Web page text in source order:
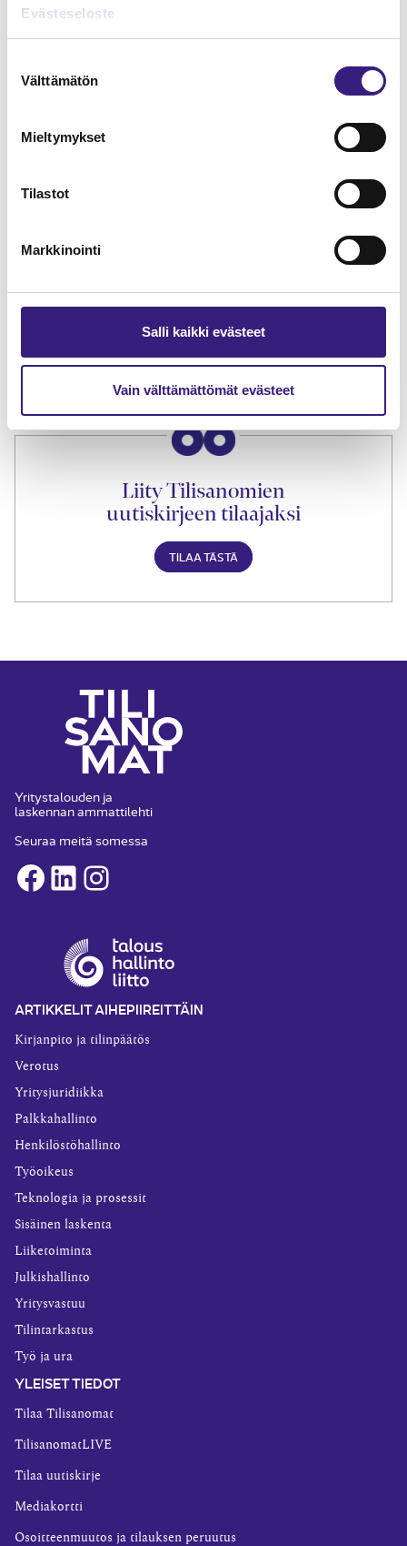
Evästeseloste
valinta
Välttämätön
Mieltymykset
Tilastot
Markkinointi
Salli kaikki evästeet
Vain välttämättömät evästeet
Tilaa Tilisanomien
TILAA TÄSTÄ
Liity Tilisanomien
uutiskirjeen tilaajaksi
TILAA TÄSTÄ
Yritystalouden ja
laskennan ammattilehti
Seuraa meitä somessa
Facebook
LinkedInInstagram
ARTIKKELIT AIHEPIIREITTÄIN
Kirjanpito ja tilinpäätös
Verotus
Yritysjuridiikka
Palkkahallinto
Henkilöstöhallinto
Työoikeus
Teknologia ja prosessit
Sisäinen laskenta
Liiketoiminta
Julkishallinto
Yritysvastuu
Tilintarkastus
Työ ja ura
YLEISET TIEDOT
Tilaa Tilisanomat
TilisanomatLIVE
Tilaa uutiskirje
Mediakortti
Osoitteenmuutos ja tilauksen peruutus